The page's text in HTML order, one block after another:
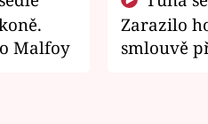
Malfoy
Zarazilo
smlouvě